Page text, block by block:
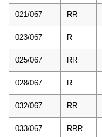
021/067 RR
023/067 R
025/067 RR
028/067 R
032/067 RR
033/067 RRR